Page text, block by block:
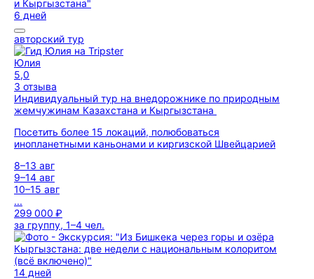
6 дней
авторский тур
Юлия
5,0
3 отзыва
Индивидуальный тур на внедорожнике по природным
жемчужинам Казахстана и Кыргызстана
Посетить более 15 локаций, полюбоваться
инопланетными каньонами и киргизской Швейцарией
8–13 авг
9–14 авг
10–15 авг
...
299 000 ₽
за группу, 1–4 чел.
14 дней